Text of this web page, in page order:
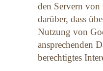
den Servern
darüber, dass
Nutzung von
ansprechenden
berechtigtes